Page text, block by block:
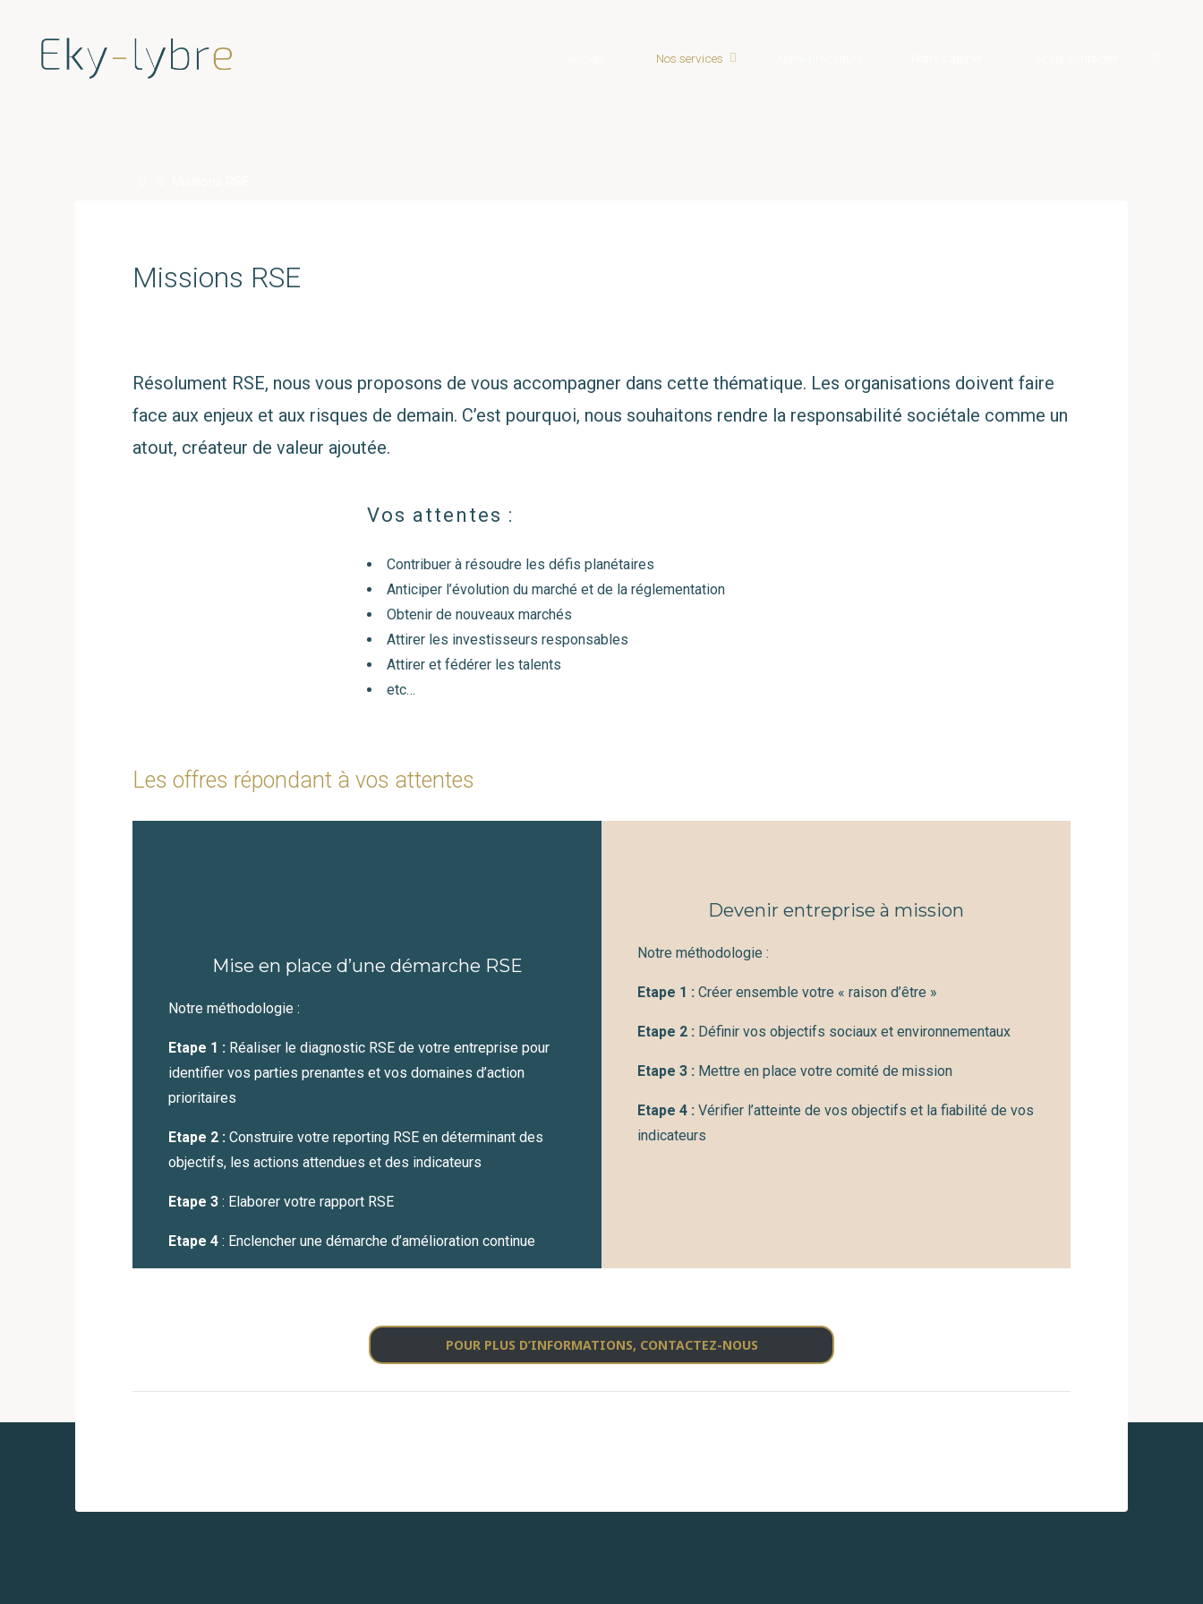
content
Nos services
Missions RSE
Résolument RSE, nous vous proposons de vous accompagner dans cette thématique. Les organisations doivent faire
face aux enjeux et aux risques de demain. C’est pourquoi, nous souhaitons rendre la responsabilité sociétale comme un
atout, créateur de valeur ajoutée.
Vos attentes :
Contribuer à résoudre les défis planétaires
Anticiper l’évolution du marché et de la réglementation
Obtenir de nouveaux marchés
Attirer les investisseurs responsables
Attirer et fédérer les talents
etc…
Les offres répondant à vos attentes
Mise en place d’une démarche RSE
Notre méthodologie :
Etape 1 : Réaliser le diagnostic RSE de votre entreprise pour
identifier vos parties prenantes et vos domaines d’action
prioritaires
Etape 2 : Construire votre reporting RSE en déterminant des
objectifs, les actions attendues et des indicateurs
Etape 3 : Elaborer votre rapport RSE
Etape 4 : Enclencher une démarche d’amélioration continue
Devenir entreprise à mission
Notre méthodologie :
Etape 1 : Créer ensemble votre « raison d’être »
Etape 2 : Définir vos objectifs sociaux et environnementaux
Etape 3 : Mettre en place votre comité de mission
Etape 4 : Vérifier l’atteinte de vos objectifs et la fiabilité de vos
indicateurs
POUR PLUS D’INFORMATIONS, CONTACTEZ-NOUS